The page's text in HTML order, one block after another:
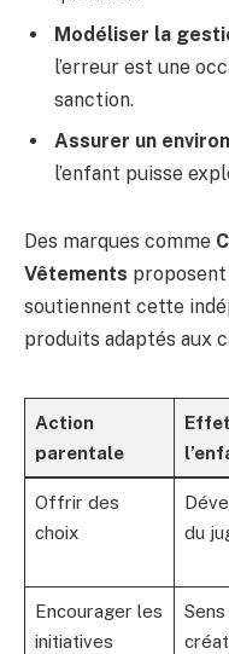
Modéliser la
l’erreur est une
sanction.
Assurer un
l’enfant puisse
Des marques comme
Vêtements
soutiennent cette
produits adaptés aux
Action
parentale
Offrir des
choix
du
Encourager les
initiatives